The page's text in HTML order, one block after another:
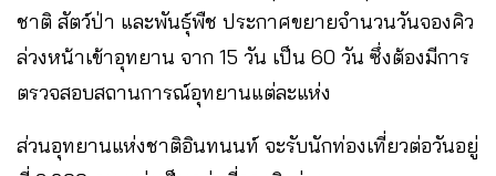
ชาติ สัตว์ป่า และพันธุ์พืช ประกาศขยายจำนวนวันจองคิว
ล่วงหน้าเข้าอุทยาน จาก 15 วัน เป็น 60 วัน ซึ่งต้องมีการ
ตรวจสอบสถานการณ์อุทยานแต่ละแห่ง ​
ส่วนอุทยานแห่งชาติอินทนนท์ จะรับนักท่องเที่ยวต่อวันอยู่